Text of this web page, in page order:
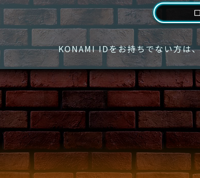
KONAMI IDをお持ちでない方は